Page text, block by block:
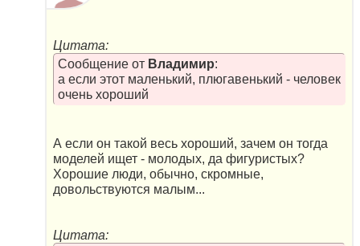
Цитата:
Сообщение от Владимир:
а если этот маленький, плюгавенький - человек
очень хороший
А если он такой весь хороший, зачем он тогда
моделей ищет - молодых, да фигуристых?
Хорошие люди, обычно, скромные,
довольствуются малым...
Цитата: